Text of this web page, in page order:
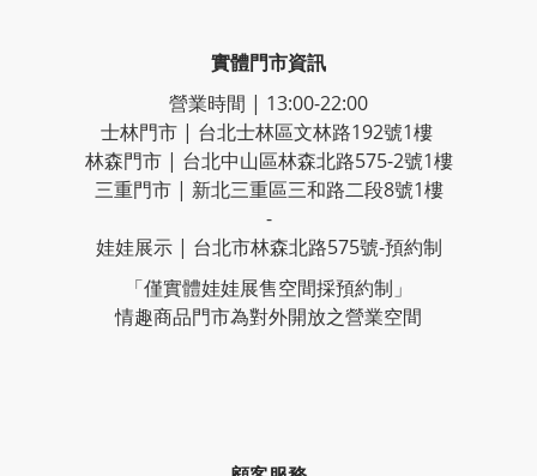
實體門市資訊
營業時間 | 13:00-22:00
士林門市 | 台北士林區文林路192號1樓
林森門市 | 台北中山區林森北路575-2號1樓
三重門市 | 新北三重區三和路二段8號1樓
-
娃娃展示 | 台北市林森北路575號-預約制
「僅實體娃娃展售空間採預約制」
情趣商品門市為對外開放之營業空間